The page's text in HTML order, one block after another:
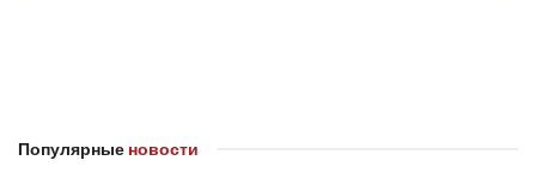
Популярные новости